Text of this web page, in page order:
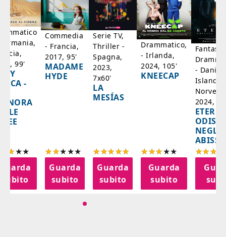
99'
-
subito
Commedia
- Francia,
2017, 95'
MADAME
HYDE
Guarda
subito
Serie TV,
Thriller -
Spagna,
2023,
7x60'
LA
MESÍAS
Guarda
subito
Drammatico,
- Irlanda,
2024, 105'
KNEECAP
Guarda
subito
-
Islanda,
2024,
NEGLI
ABISSI